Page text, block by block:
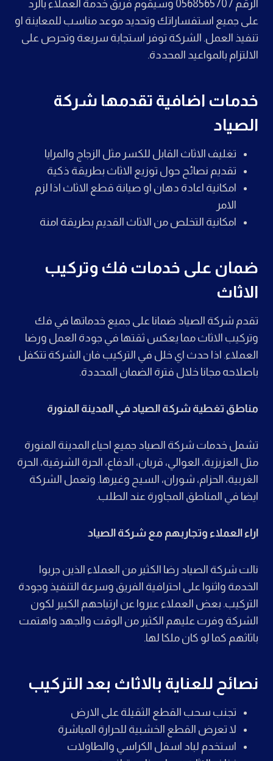
الرقم 0568565707 وسيقوم فريق خدمة العملاء بالرد
على جميع استفساراتك وتحديد موعد مناسب للمعاينة او
تنفيذ العمل. الشركة توفر استجابة سريعة وتحرص على
الالتزام بالمواعيد المحددة.
خدمات اضافية تقدمها شركة
الصياد
تغليف الاثاث القابل للكسر مثل الزجاج والمرايا
تقديم نصائح حول توزيع الاثاث بطريقة ذكية
امكانية اعادة دهان او صيانة قطع الاثاث اذا لزم
الامر
امكانية التخلص من الاثاث القديم بطريقة امنة
ضمان على خدمات فك وتركيب
الاثاث
تقدم شركة الصياد ضمانا على جميع خدماتها في فك
وتركيب الاثاث مما يعكس ثقتها في جودة العمل ورضا
العملاء. اذا حدث اي خلل في التركيب فان الشركة تتكفل
باصلاحه مجانا خلال فترة الضمان المحددة.
مناطق تغطية شركة الصياد في المدينة المنورة
تشمل خدمات شركة الصياد جميع احياء المدينة المنورة
مثل العزيزية، العوالي، قربان، الدفاع، الحرة الشرقية، الحرة
الغربية، الحزام، شوران، السيح وغيرها. وتعمل الشركة
ايضا في المناطق المجاورة عند الطلب.
اراء العملاء وتجاربهم مع شركة الصياد
نالت شركة الصياد رضا الكثير من العملاء الذين جربوا
الخدمة واثنوا على احترافية الفريق وسرعة التنفيذ وجودة
التركيب. بعض العملاء عبروا عن ارتياحهم الكبير لكون
الشركة وفرت عليهم الكثير من الوقت والجهد واهتمت
باثاثهم كما لو كان ملكا لها.
نصائح للعناية بالاثاث بعد التركيب
تجنب سحب القطع الثقيلة على الارض
لا تعرض القطع الخشبية للحرارة المباشرة
استخدم لباد اسفل الكراسي والطاولات